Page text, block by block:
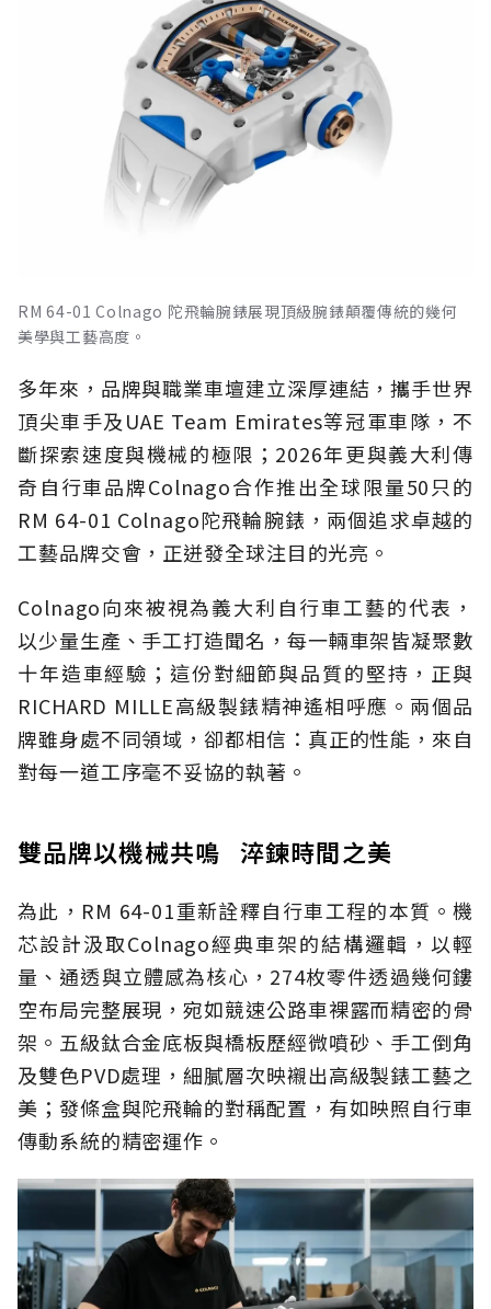
RM 64-01 Colnago 陀飛輪腕錶展現頂級腕錶顛覆傳統的幾何
美學與工藝高度。
多年來，品牌與職業車壇建立深厚連結，攜手世界
頂尖車手及UAE Team Emirates等冠軍車隊，不
斷探索速度與機械的極限；2026年更與義大利傳
奇自行車品牌Colnago合作推出全球限量50只的
RM 64-01 Colnago陀飛輪腕錶，兩個追求卓越的
工藝品牌交會，正迸發全球注目的光亮。
Colnago向來被視為義大利自行車工藝的代表，
以少量生產、手工打造聞名，每一輛車架皆凝聚數
十年造車經驗；這份對細節與品質的堅持，正與
RICHARD MILLE高級製錶精神遙相呼應。兩個品
牌雖身處不同領域，卻都相信：真正的性能，來自
對每一道工序毫不妥協的執著。
雙品牌以機械共鳴 淬鍊時間之美
為此，RM 64-01重新詮釋自行車工程的本質。機
芯設計汲取Colnago經典車架的結構邏輯，以輕
量、通透與立體感為核心，274枚零件透過幾何鏤
空布局完整展現，宛如競速公路車裸露而精密的骨
架。五級鈦合金底板與橋板歷經微噴砂、手工倒角
及雙色PVD處理，細膩層次映襯出高級製錶工藝之
美；發條盒與陀飛輪的對稱配置，有如映照自行車
傳動系統的精密運作。